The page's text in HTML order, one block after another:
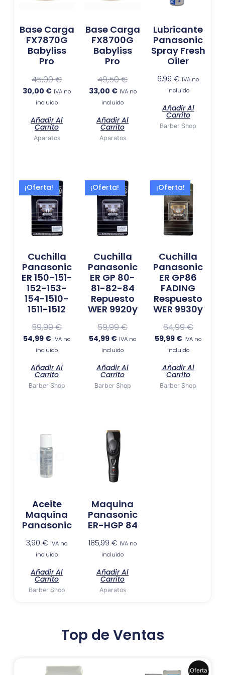
Base Carga
FX7870G
Babyliss
Pro
45,00€
30,00 € IVA no
incluido
Añadir Al
Carrito
Aparatos
Base Carga
FX8700G
Babyliss
Pro
49,50€
33,00 € IVA no
incluido
Añadir Al
Carrito
Aparatos
Lubricante
Panasonic
Spray Fresh
Oiler
6,99€ IVA no
incluido
Añadir Al
Carrito
Barber Shop
¡Oferta!
Cuchilla
Panasonic
ER 150-151-
152-153-
154-1510-
1511-1512
59,99€
El
precio
original
era:
59,99 €.
54,99 €
El
precio
actual
es:
54,99 €.
IVA no
incluido
Añadir Al
Carrito
Barber Shop
¡Oferta!
Cuchilla
Panasonic
ER GP 80-
81-82-84
Repuesto
WER 9920y
59,99€
El
precio
original
era:
59,99 €.
54,99 €
El
precio
actual
es:
54,99 €.
IVA no
incluido
Añadir Al
Carrito
Barber Shop
¡Oferta!
Cuchilla
Panasonic
ER GP86
FADING
Respuesto
WER 9930y
64,99€
El
precio
original
era:
64,99 €.
59,99 €
El
precio
actual
es:
59,99 €.
IVA no
incluido
Añadir Al
Carrito
Barber Shop
Aceite
Maquina
Panasonic
3,90€ IVA no
incluido
Añadir Al
Carrito
Barber Shop
Maquina
Panasonic
ER-HGP 84
185,99 € IVA no
incluido
Añadir Al
Carrito
Aparatos
Top de Ventas
¡Oferta!Este